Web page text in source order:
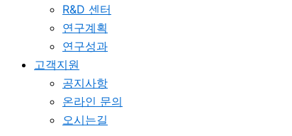
R&D 센터
연구계획
연구성과
고객지원
공지사항
온라인 문의
오시는길